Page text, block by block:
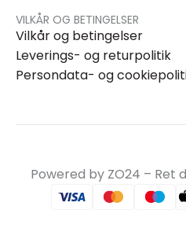
VILKÅR OG BETINGELSER
Vilkår og betingelser
Leverings- og returpolitik
Persondata- og
Powered by ZO24 – Ret